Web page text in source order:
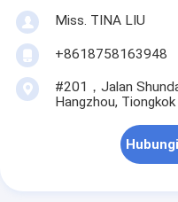
Miss. TINA LIU
+8618758163948
#201，Jalan
Hangzhou, Tiongkok